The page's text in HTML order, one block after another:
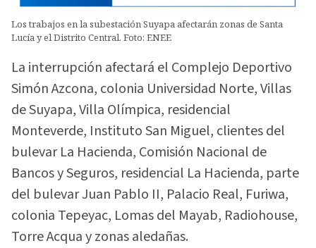
Los trabajos en la subestación Suyapa afectarán zonas de Santa
Lucía y el Distrito Central. Foto: ENEE
La interrupción afectará el Complejo Deportivo
Simón Azcona, colonia Universidad Norte, Villas
de Suyapa, Villa Olímpica, residencial
Monteverde, Instituto San Miguel, clientes del
bulevar La Hacienda, Comisión Nacional de
Bancos y Seguros, residencial La Hacienda, parte
del bulevar Juan Pablo II, Palacio Real, Furiwa,
colonia Tepeyac, Lomas del Mayab, Radiohouse,
Torre Acqua y zonas aledañas.